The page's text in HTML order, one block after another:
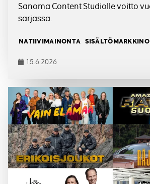
Sanoma Content Studiolle voitto
sarjassa.
Tagit
NATIIVIMAINONTA
Julkaistu
15.6.2026